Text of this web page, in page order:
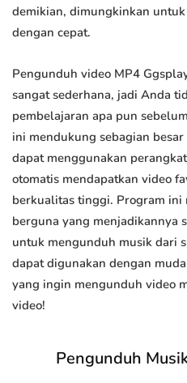
demikian, dimungkinkan
dengan cepat.
Pengunduh video MP4
sangat sederhana, jadi Anda
pembelajaran apa pun
ini mendukung sebagian
dapat menggunakan
otomatis mendapatkan video
berkualitas tinggi. Program
berguna yang menjadikannya
untuk mengunduh musik dari
dapat digunakan dengan
yang ingin mengunduh video
video!
Pengunduh